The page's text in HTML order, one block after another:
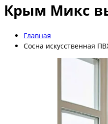
Крым Микс
Главная
Сосна искусственная